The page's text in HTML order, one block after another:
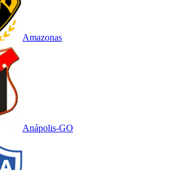
Amazonas
Anápolis-GO